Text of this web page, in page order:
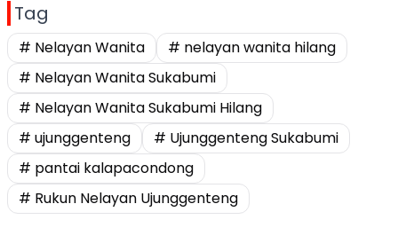
Tag
# Nelayan Wanita
# nelayan wanita hilang
# Nelayan Wanita Sukabumi
# Nelayan Wanita Sukabumi Hilang
# ujunggenteng
# Ujunggenteng Sukabumi
# pantai kalapacondong
# Rukun Nelayan Ujunggenteng